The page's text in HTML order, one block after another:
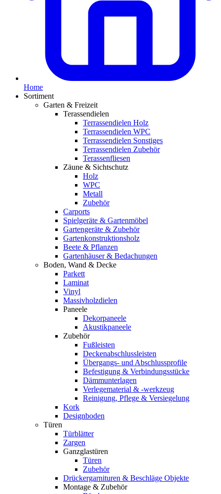
Home
Sortiment
Garten & Freizeit
Terassendielen
Terrassendielen Holz
Terrassendielen WPC
Terrassendielen Sonstiges
Terrassendielen Zubehör
Terassenfliesen
Zäune & Sichtschutz
Holz
WPC
Metall
Zubehör
Carports
Spielgeräte & Gartenmöbel
Gartengeräte & Zubehör
Gartenkonstruktionsholz
Beete & Pflanzen
Gartenhäuser & Bedachungen
Boden, Wand & Decke
Parkett
Laminat
Vinyl
Massivholzdielen
Paneele
Dekorpaneele
Akustikpaneele
Zubehör
Fußleisten
Deckenabschlussleisten
Übergangs- und Abschlussprofile
Befestigung & Verbindungsstücke
Dämmunterlagen
Verlegematerial & -werkzeug
Reinigung, Pflege & Versiegelung
Kork
Designboden
Türen
Türblätter
Zargen
Ganzglastüren
Türen
Zubehör
Drückergarnituren & Beschläge Objekte
Montage & Zubehör